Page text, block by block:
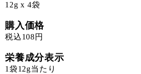
12g x 4袋
購入価格
税込108円
栄養成分表示
1袋12g当たり